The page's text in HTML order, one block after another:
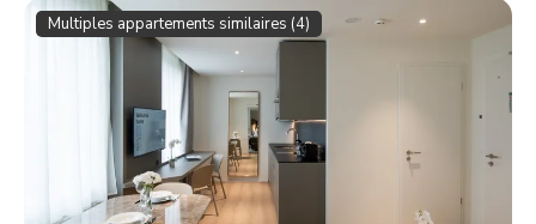
Multiples appartements similaires (4)